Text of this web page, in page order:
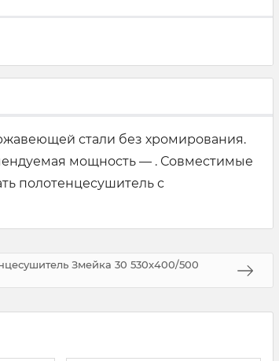
стали без хромирования.
мощность — . Совместимые
полотенцесушитель с
Змейка 30 530х400/500